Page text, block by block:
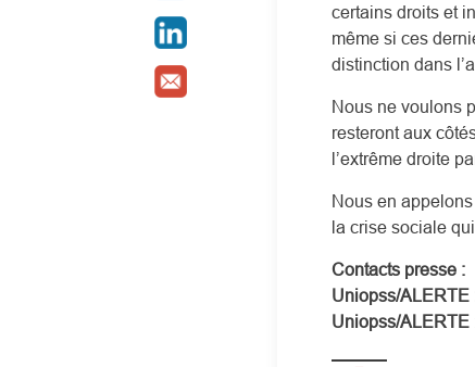
certains droits et
même si ces
distinction dans
Nous ne voulons
resteront aux
l’extrême droite
Nous en
la crise sociale
Contacts presse :
Uniopss/ALERTE
Uniopss/ALERTE